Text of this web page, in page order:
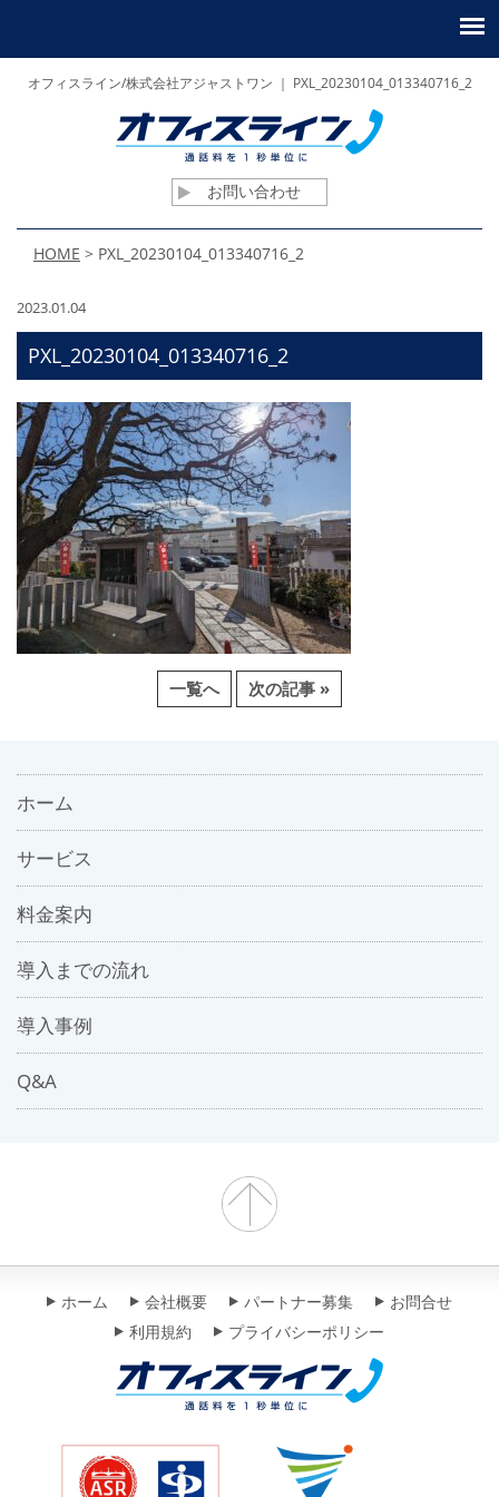
オフィスライン/株式会社アジャストワン ｜ PXL_20230104_013340716_2
お問い合わせ
HOME > PXL_20230104_013340716_2
2023.01.04
PXL_20230104_013340716_2
一覧へ 次の記事 »
ホーム
サービス
料金案内
導入までの流れ
導入事例
Q&A
ホーム 会社概要 パートナー募集
お問合せ
利用規約
プライバシーポリシー